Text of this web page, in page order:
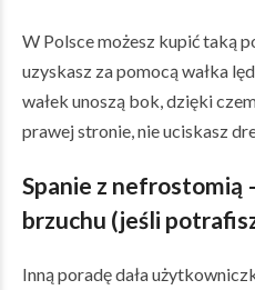
W Polsce możesz kupić taką
uzyskasz za pomocą wałka
wałek unoszą bok, dzięki
prawej stronie, nie uciskasz
Spanie z nefrostomią
brzuchu (jeśli
Inną poradę dała